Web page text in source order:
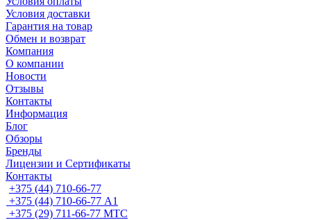
Условия доставки
Гарантия на товар
Обмен и возврат
Компания
О компании
Новости
Отзывы
Контакты
Информация
Блог
Обзоры
Бренды
Лицензии и Сертификаты
Контакты
+375 (44) 710-66-77
+375 (44) 710-66-77 А1
+375 (29) 711-66-77 МТС